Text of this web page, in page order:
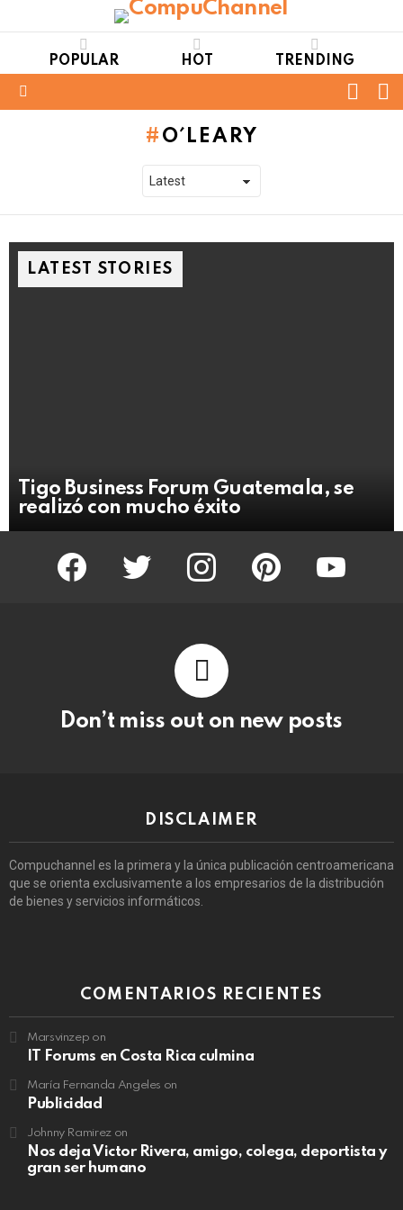
POPULAR HOT TRENDING
O´LEARY
LATEST STORIES
Tigo Business Forum Guatemala, se
realizó con mucho éxito
facebook twitter instagram pinterest youtube
Don’t miss out on new posts
DISCLAIMER
Compuchannel es la primera y la única publicación centroamericana
que se orienta exclusivamente a los empresarios de la distribución
de bienes y servicios informáticos.
COMENTARIOS RECIENTES
Marsvinzep on
IT Forums en Costa Rica culmina
María Fernanda Angeles on
Publicidad
Johnny Ramirezon
Nos deja Victor Rivera, amigo, colega, deportista y
gran ser humano